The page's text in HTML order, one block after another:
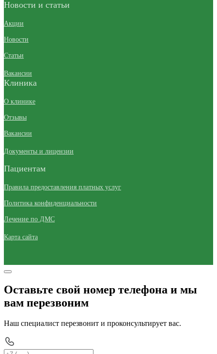
Новости и статьи
Акции
Новости
Статьи
Вакансии
Клиника
О клинике
Отзывы
Вакансии
Документы и лицензии
Пациентам
Правила предоставления платных услуг
Политика конфиденциальности
Лечение по ДМС
Карта сайта
Оставьте свой номер телефона и мы
вам перезвоним
Наш специалист перезвонит и проконсультирует вас.